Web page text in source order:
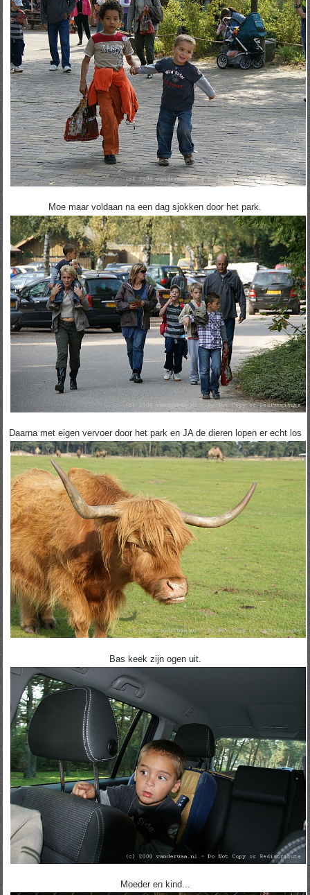
Moe maar voldaan na een dag sjokken door het park.
Daarna met eigen vervoer door het park en JA de dieren lopen er echt los
Bas keek zijn ogen uit.
Moeder en kind...